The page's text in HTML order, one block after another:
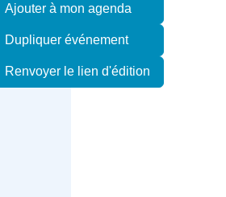
Ajouter à mon agenda
Dupliquer événement
Renvoyer le lien d'édition